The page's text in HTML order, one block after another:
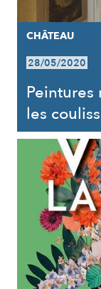
CHÂTEAU
28/05/2020
Peintures
les